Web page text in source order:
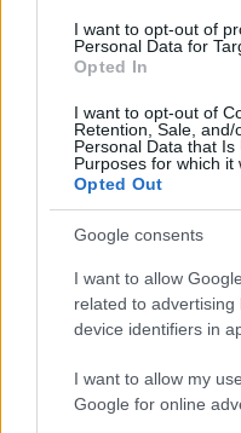
I want to opt-out of
Personal Data for
Opted In
I want to opt-out of
Retention, Sale,
Personal Data that
Purposes for which it
Opted Out
Google consents
I want to allow
related to
device identifiers in
I want to allow my
Google for online
Néhány lépés a
Frissítsd az
profilodat.
Lépj kapcsolatba
Készülj fel az exit
Csökkentsd a
átvészeld a
Hálózd be az
Ha utálod a